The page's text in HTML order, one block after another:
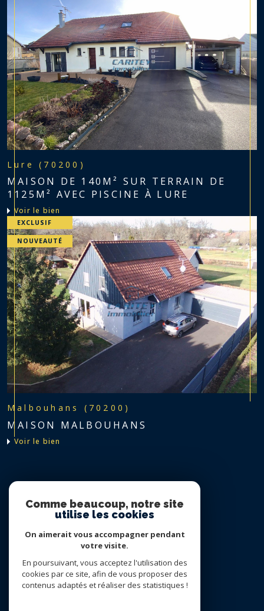
Lure (70200)
MAISON DE 140M² SUR TERRAIN DE
1125M² AVEC PISCINE À LURE
voir le bien
EXCLUSIF
NOUVEAUTÉ
Malbouhans (70200)
MAISON MALBOUHANS
voir le bien
Comme beaucoup, notre site
utilise les cookies
On aimerait vous accompagner pendant
votre visite.
En poursuivant, vous acceptez l'utilisation des
cookies par ce site, afin de vous proposer des
contenus adaptés et réaliser des statistiques !